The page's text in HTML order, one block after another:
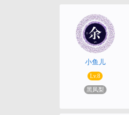
小鱼儿
Lv.8
黑凤梨